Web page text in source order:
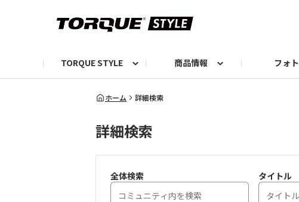
TORQUE STYLE
お知らせ TORQUIZ【投票企画】
商品情報
TORQUEニュース
フォト
TORQUEフォト
自己紹介しよう
編集部の日常フォト
ホーム 詳細検索
詳細検索
全体検索 タイトル